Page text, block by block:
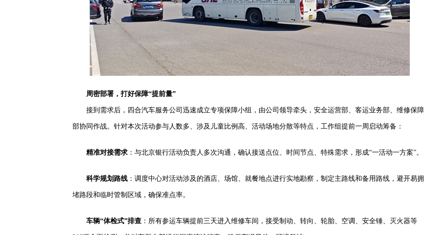
周密部署，打好保障“提前量”
接到需求后，四合汽车服务公司迅速成立专项保障小组，由公司领导牵头，安全运营部、客运业务部、维修保障
部协同作战。针对本次活动参与人数多、涉及儿童比例高、活动场地分散等特点，工作组提前一周启动筹备：
精准对接需求 ：与北京银行活动负责人多次沟通，确认接送点位、时间节点、特殊需求，形成“一活动一方案”。
科学规划路线 ：调度中心对活动涉及的酒店、场馆、就餐地点进行实地勘察，制定主路线和备用路线，避开易拥
堵路段和临时管制区域，确保准点率。
车辆“体检式”排查 ：所有参运车辆提前三天进入维修车间，接受制动、转向、轮胎、空调、安全锤、灭火器等